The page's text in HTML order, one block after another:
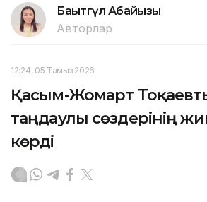
Бақытгүл Абайқызы
Авторлар
12:24, 05 Тамыз 2026
Қасым-Жомарт
таңдаулы сөздерінің
көрді